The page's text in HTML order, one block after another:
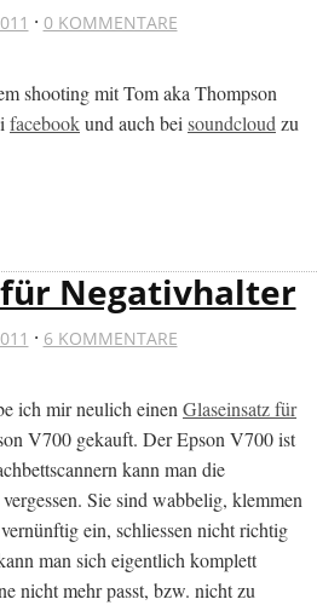
· 0 KOMMENTARE
shooting mit Tom aka Thompson
facebookund auch bei soundcloud zu
Negativhalter
· 6 KOMMENTARE
ich mir neulich einen Glaseinsatz für
V700 gekauft. Der Epson V700 ist
kann man die
Sie sind wabbelig, klemmen
ein, schliessen nicht richtig
man sich eigentlich komplett
nicht mehr passt, bzw. nicht zu